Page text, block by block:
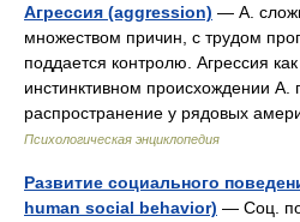
Агрессия (aggression) — А.
множеством причин, с трудом
поддается контролю. Агрессия
инстинктивном происхождении А.
распространение у рядовых
Психологическая энциклопедия
Развитие социального
human social behavior) — Соц.